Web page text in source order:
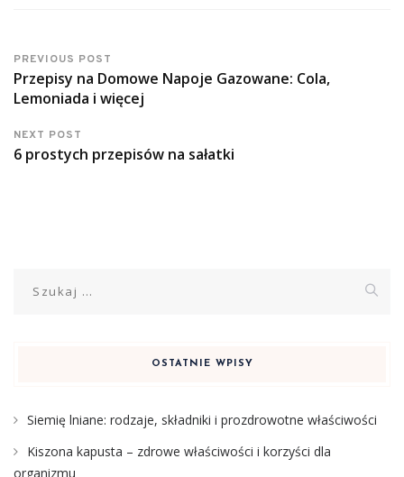
PREVIOUS POST
Przepisy na Domowe Napoje Gazowane: Cola,
Lemoniada i więcej
NEXT POST
6 prostych przepisów na sałatki
OSTATNIE WPISY
Siemię lniane: rodzaje, składniki i prozdrowotne właściwości
Kiszona kapusta – zdrowe właściwości i korzyści dla
organizmu